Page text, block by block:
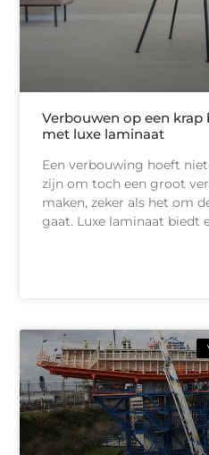
Verbouwen op een krap
met luxe laminaat
Een verbouwing hoeft
zijn om toch een groot
maken, zeker als het om
gaat. Luxe laminaat biedt